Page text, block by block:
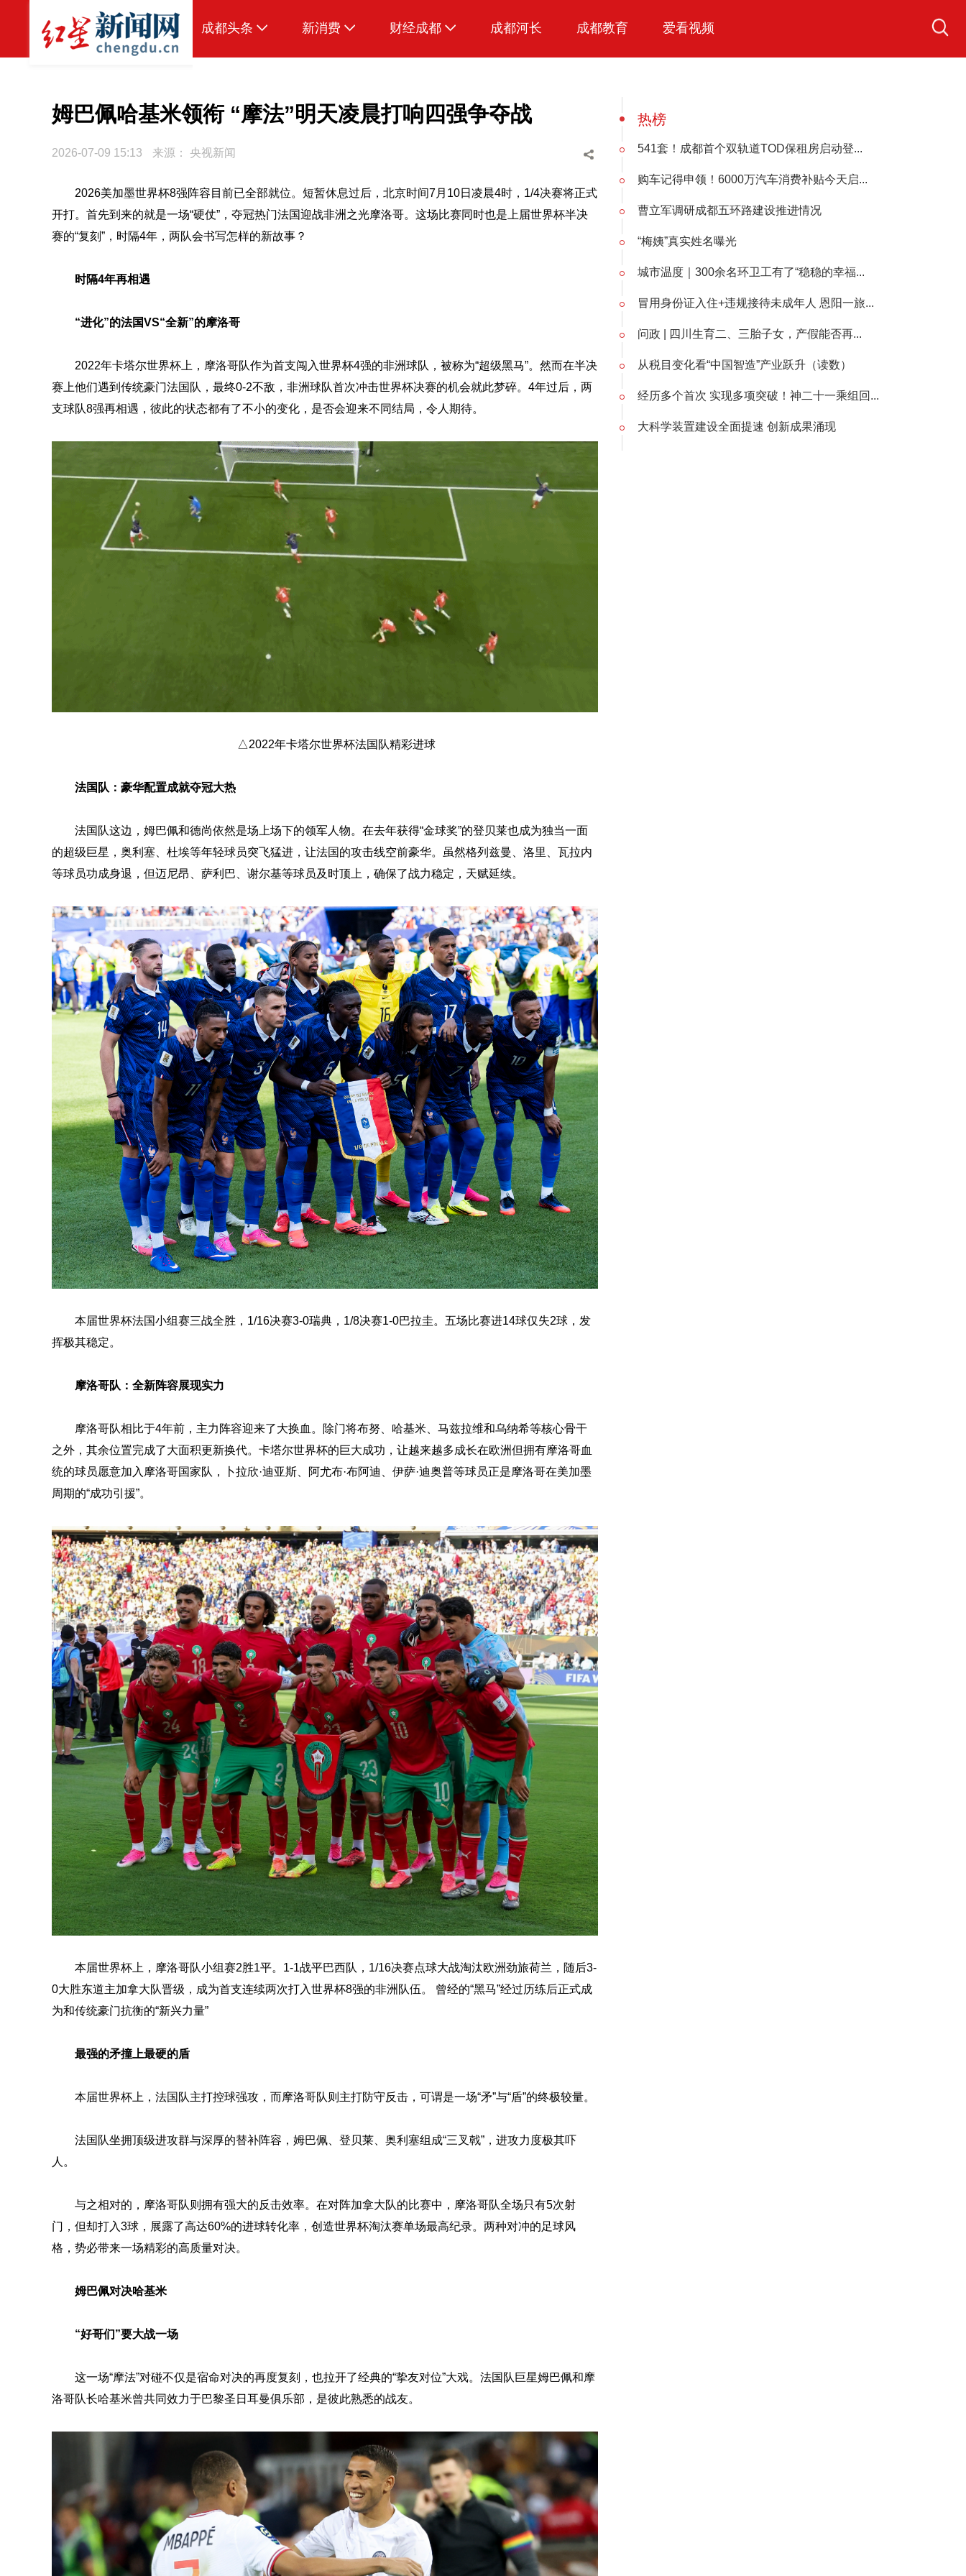
成都头条
本地
热点专题
新消费 财经成都 成都河长 成都教育 爱看视频
姆巴佩哈基米领衔 “摩法”明天凌晨打响四强争夺战
2026-07-09 15:13 来源： 央视新闻
2026美加墨世界杯8强阵容目前已全部就位。短暂休息过后，北京时间7月10日凌晨4时，1/4决赛将正式
开打。首先到来的就是一场“硬仗”，夺冠热门法国迎战非洲之光摩洛哥。这场比赛同时也是上届世界杯半决
赛的“复刻”，时隔4年，两队会书写怎样的新故事？
时隔4年再相遇
“进化”的法国VS“全新”的摩洛哥
2022年卡塔尔世界杯上，摩洛哥队作为首支闯入世界杯4强的非洲球队，被称为“超级黑马”。然而在半决
赛上他们遇到传统豪门法国队，最终0-2不敌，非洲球队首次冲击世界杯决赛的机会就此梦碎。4年过后，两
支球队8强再相遇，彼此的状态都有了不小的变化，是否会迎来不同结局，令人期待。
△2022年卡塔尔世界杯法国队精彩进球
法国队：豪华配置成就夺冠大热
法国队这边，姆巴佩和德尚依然是场上场下的领军人物。在去年获得“金球奖”的登贝莱也成为独当一面
的超级巨星，奥利塞、杜埃等年轻球员突飞猛进，让法国的攻击线空前豪华。虽然格列兹曼、洛里、瓦拉内
等球员功成身退，但迈尼昂、萨利巴、谢尔基等球员及时顶上，确保了战力稳定，天赋延续。
本届世界杯法国小组赛三战全胜，1/16决赛3-0瑞典，1/8决赛1-0巴拉圭。五场比赛进14球仅失2球，发
挥极其稳定。
摩洛哥队：全新阵容展现实力
摩洛哥队相比于4年前，主力阵容迎来了大换血。除门将布努、哈基米、马兹拉维和乌纳希等核心骨干
之外，其余位置完成了大面积更新换代。卡塔尔世界杯的巨大成功，让越来越多成长在欧洲但拥有摩洛哥血
统的球员愿意加入摩洛哥国家队，卜拉欣·迪亚斯、阿尤布·布阿迪、伊萨·迪奥普等球员正是摩洛哥在美加墨
周期的“成功引援”。
本届世界杯上，摩洛哥队小组赛2胜1平。1-1战平巴西队，1/16决赛点球大战淘汰欧洲劲旅荷兰，随后3-
0大胜东道主加拿大队晋级，成为首支连续两次打入世界杯8强的非洲队伍。 曾经的“黑马”经过历练后正式成
为和传统豪门抗衡的“新兴力量”
最强的矛撞上最硬的盾
本届世界杯上，法国队主打控球强攻，而摩洛哥队则主打防守反击，可谓是一场“矛”与“盾”的终极较量。
法国队坐拥顶级进攻群与深厚的替补阵容，姆巴佩、登贝莱、奥利塞组成“三叉戟”，进攻力度极其吓
人。
与之相对的，摩洛哥队则拥有强大的反击效率。在对阵加拿大队的比赛中，摩洛哥队全场只有5次射
门，但却打入3球，展露了高达60%的进球转化率，创造世界杯淘汰赛单场最高纪录。两种对冲的足球风
格，势必带来一场精彩的高质量对决。
姆巴佩对决哈基米
“好哥们”要大战一场
这一场“摩法”对碰不仅是宿命对决的再度复刻，也拉开了经典的“挚友对位”大戏。法国队巨星姆巴佩和摩
洛哥队长哈基米曾共同效力于巴黎圣日耳曼俱乐部，是彼此熟悉的战友。
热榜
541套！成都首个双轨道TOD保租房启动登...
购车记得申领！6000万汽车消费补贴今天启...
曹立军调研成都五环路建设推进情况
“梅姨”真实姓名曝光
城市温度｜300余名环卫工有了“稳稳的幸福...
冒用身份证入住+违规接待未成年人 恩阳一旅...
问政 | 四川生育二、三胎子女，产假能否再...
从税目变化看“中国智造”产业跃升（读数）
经历多个首次 实现多项突破！神二十一乘组回...
大科学装置建设全面提速 创新成果涌现